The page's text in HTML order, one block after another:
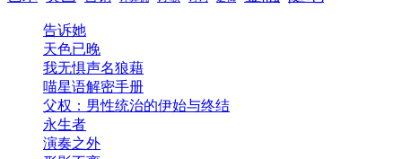
告诉她
天色已晚
我无惧声名狼藉
喵星语解密手册
父权：男性统治的伊始与终结
永生者
演奏之外